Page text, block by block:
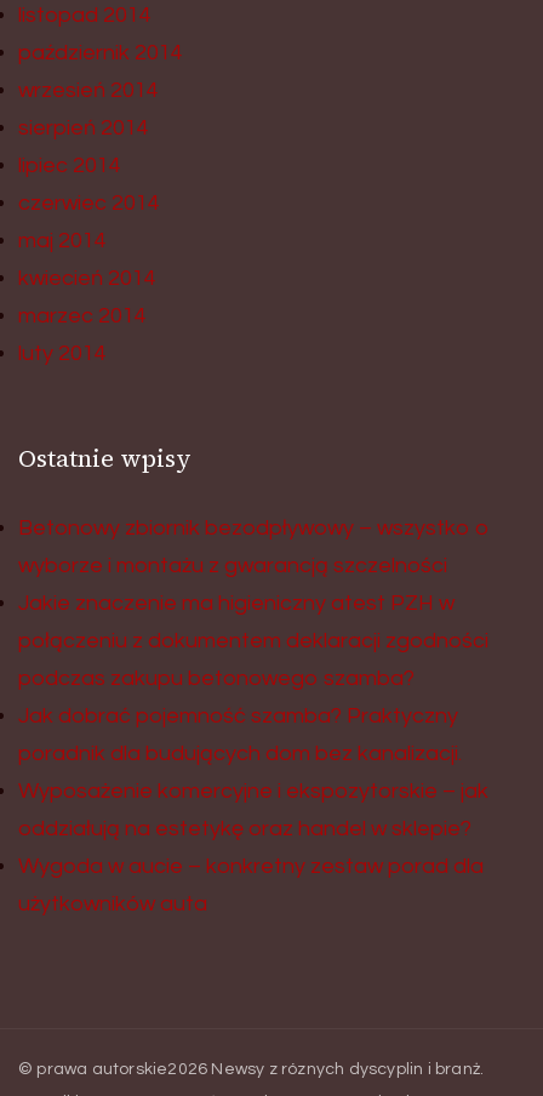
listopad 2014
październik 2014
wrzesień 2014
sierpień 2014
lipiec 2014
czerwiec 2014
maj 2014
kwiecień 2014
marzec 2014
luty 2014
Ostatnie wpisy
Betonowy zbiornik bezodpływowy – wszystko o
wyborze i montażu z gwarancją szczelności
Jakie znaczenie ma higieniczny atest PZH w
połączeniu z dokumentem deklaracji zgodności
podczas zakupu betonowego szamba?
Jak dobrać pojemność szamba? Praktyczny
poradnik dla budujących dom bez kanalizacji.
Wyposażenie komercyjne i ekspozytorskie – jak
oddziałują na estetykę oraz handel w sklepie?
Wygoda w aucie – konkretny zestaw porad dla
użytkowników auta
© prawa autorskie2026 Newsy z róznych dyscyplin i branż